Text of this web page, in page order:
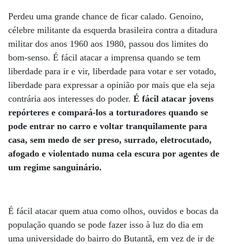
Perdeu uma grande chance de ficar calado. Genoino,
célebre militante da esquerda brasileira contra a ditadura
militar dos anos 1960 aos 1980, passou dos limites do
bom-senso. É fácil atacar a imprensa quando se tem
liberdade para ir e vir, liberdade para votar e ser votado,
liberdade para expressar a opinião por mais que ela seja
contrária aos interesses do poder. É fácil atacar jovens
repórteres e compará-los a torturadores quando se
pode entrar no carro e voltar tranquilamente para
casa, sem medo de ser preso, surrado, eletrocutado,
afogado e violentado numa cela escura por agentes de
um regime sanguinário.
É fácil atacar quem atua como olhos, ouvidos e bocas da
população quando se pode fazer isso à luz do dia em
uma universidade do bairro do Butantã, em vez de ir de